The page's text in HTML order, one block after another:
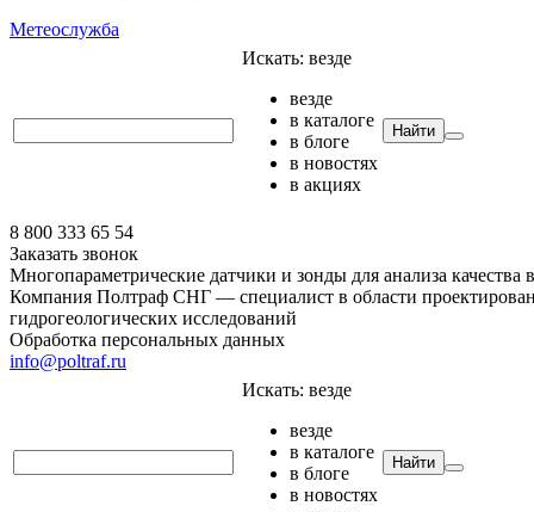
Метеослужба
Искать: везде
везде
в каталоге
в блоге
в новостях
в акциях
Найти
8 800 333 65 54
Заказать звонок
Многопараметрические датчики и зонды для анализа качества
Компания Полтраф СНГ — специалист в области
гидрогеологических исследований
Обработка персональных данных
info@poltraf.ru
Искать: везде
везде
в каталоге
в блоге
в новостях
Найти